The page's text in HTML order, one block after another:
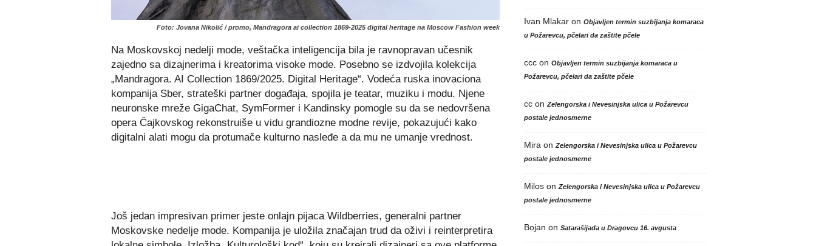
Foto: Jovana Nikolić / promo, Mandragora ai collection 1869-2025 digital heritage na Moscow Fashion week
Na Moskovskoj nedelji mode, veštačka inteligencija bila je ravnopravan učesnik
zajedno sa dizajnerima i kreatorima visoke mode. Posebno se izdvojila kolekcija
„Mandragora. AI Collection 1869/2025. Digital Heritage“. Vodeća ruska inovaciona
kompanija Sber, strateški partner događaja, spojila je teatar, muziku i modu. Njene
neuronske mreže GigaChat, SymFormer i Kandinsky pomogle su da se nedovršena
opera Čajkovskog rekonstruiše u vidu grandiozne modne revije, pokazujući kako
digitalni alati mogu da protumače kulturno nasleđe a da mu ne umanje vrednost.
Još jedan impresivan primer jeste onlajn pijaca Wildberries, generalni partner
Moskovske nedelje mode. Kompanija je uložila značajan trud da oživi i reinterpretira
Ivan Mlakaron Objavljen termin suzbijanja komaraca
u Požarevcu, pčelari da zaštite pčele
cccon Objavljen termin suzbijanja komaraca u
Požarevcu, pčelari da zaštite pčele
ccon Zelengorska i Nevesinjska ulica u Požarevcu
postale jednosmerne
Mira on Zelengorska i Nevesinjska ulica u Požarevcu
postale jednosmerne
Miloson Zelengorska i Nevesinjska ulica u Požarevcu
postale jednosmerne
Bojan on Satarašijada u Dragovcu 16. avgusta